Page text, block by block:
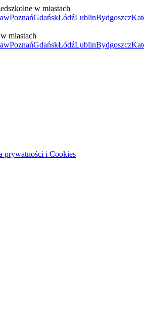
w miastach
PoznańGdańskŁódźLublinBydgoszcz
miastach
PoznańGdańskŁódźLublinBydgoszcz
prywatności i Cookies